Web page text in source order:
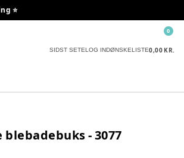
⭐️
SIDST SETELOG INDØNSKELISTE0,00 KR.
0
- 3077